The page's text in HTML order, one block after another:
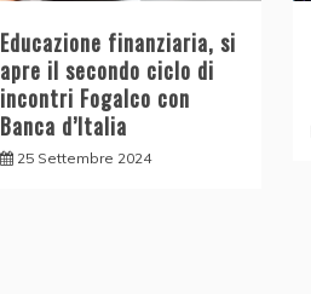
Educazione finanziaria, si
apre il secondo ciclo di
incontri Fogalco con
Banca d’Italia
25 Settembre 2024